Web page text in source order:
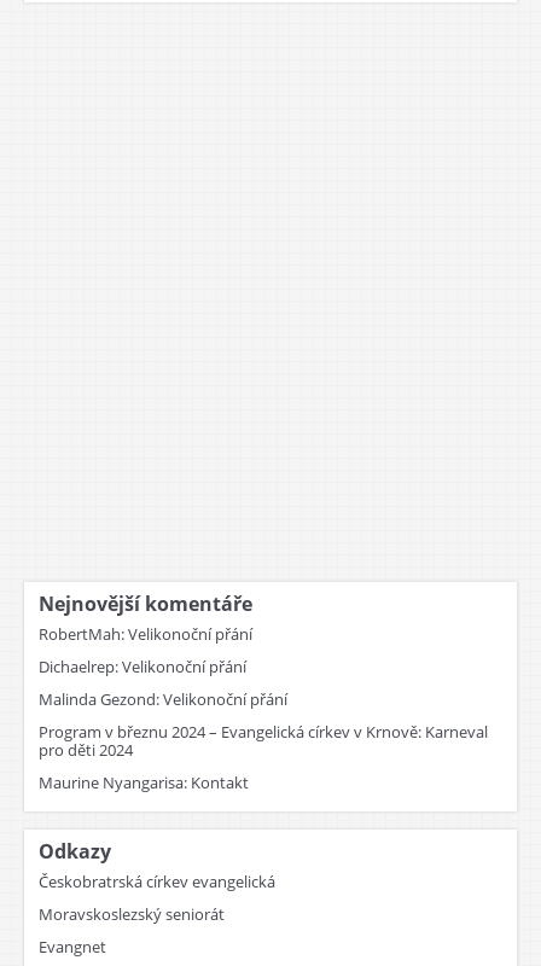
Nejnovější komentáře
RobertMah:Velikonoční přání
Dichaelrep:Velikonoční přání
Malinda Gezond:Velikonoční přání
Program v březnu 2024 – Evangelická církev v Krnově: Karneval
pro děti 2024
Maurine Nyangarisa: Kontakt
Odkazy
Českobratrská církev evangelická
Moravskoslezský seniorát
Evangnet